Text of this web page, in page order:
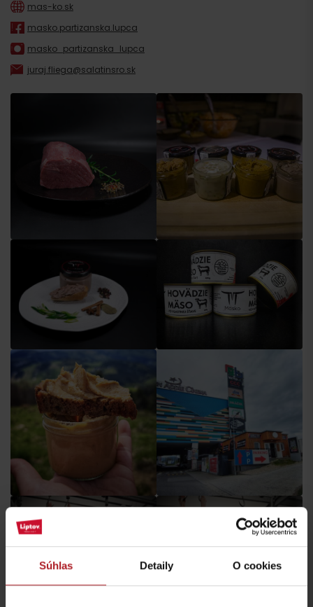
Súhlas Detaily O cookies
mas-ko.sk
masko.partizanska.lupca
masko_partizanska_lupca
juraj.fliega@salatinsro.sk